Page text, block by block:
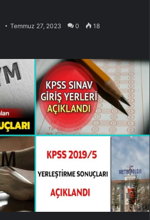
Temmuz 27, 2023 0 18